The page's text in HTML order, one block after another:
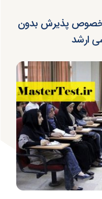
خصوص پذیرش بدون
ارشد